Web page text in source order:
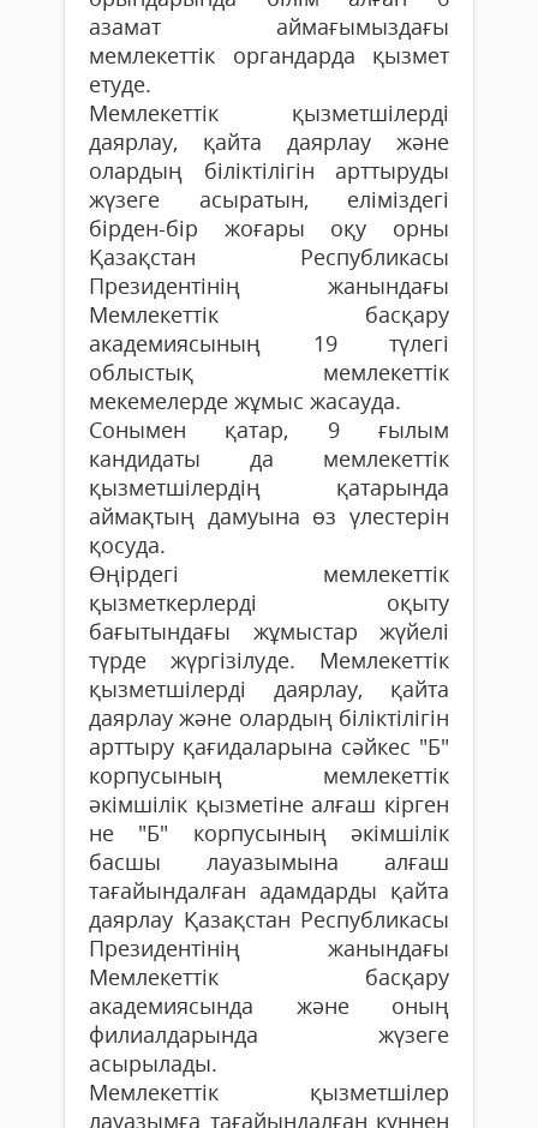
азамат аймағымыздағы
мемлекеттік органдарда қызмет
етуде.
Мемлекеттік қызметшілерді
даярлау, қайта даярлау және
олардың біліктілігін арттыруды
жүзеге асыратын, еліміздегі
бірден-бір жоғары оқу орны
Қазақстан Республикасы
Президентінің жанындағы
Мемлекеттік басқару
академиясының 19 түлегі
облыстық мемлекеттік
мекемелерде жұмыс жасауда.
Сонымен қатар, 9 ғылым
кандидаты да мемлекеттік
қызметшілердің қатарында
аймақтың дамуына өз үлестерін
қосуда.
Өңірдегі мемлекеттік
қызметкерлерді оқыту
бағытындағы жұмыстар жүйелі
түрде жүргізілуде. Мемлекеттік
қызметшілерді даярлау, қайта
даярлау және олардың біліктілігін
арттыру қағидаларына сәйкес "Б"
корпусының мемлекеттік
әкімшілік қызметіне алғаш кірген
не "Б" корпусының әкімшілік
басшы лауазымына алғаш
тағайындалған адамдарды қайта
даярлау Қазақстан Республикасы
Президентінің жанындағы
Мемлекеттік басқару
академиясында және оның
филиалдарында жүзеге
асырылады.
Мемлекеттік қызметшілер
лауазымға тағайындалған күннен